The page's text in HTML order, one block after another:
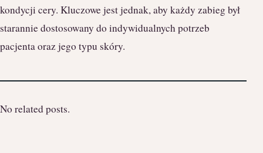
kondycji cery. Kluczowe jest jednak, aby każdy zabieg był
starannie dostosowany do indywidualnych potrzeb
pacjenta oraz jego typu skóry.
No related posts.